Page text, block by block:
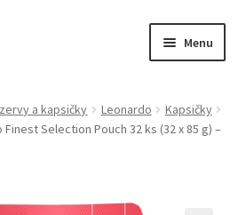
Menu
a kapsičky Leonardo
Kapsičky
Selection Pouch 32 ks (32 x 85 g) –